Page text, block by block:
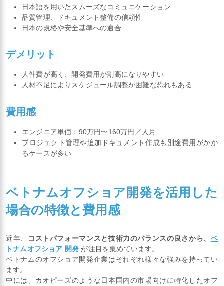
日本語を用いたスムーズなコミュニケーション
品質管理、ドキュメント整備の信頼性
日本の規格や安全基準への適合
デメリット
人件費が高く、開発費用が割高になりやすい
人材不足によりスケジュール調整が困難な恐れもある
費用感
エンジニア単価：90万円〜160万円／人月
プロジェクト管理や追加ドキュメント作成も別途費用がかか
るケースが多い
ベトナムオフショア開発を活用した
場合の特徴と費用感
近年、 コストパフォーマンスと技術力のバランスの良さから、 ベ
トナムオフショア 開発 が注目を集めています。
ベトナムのオフショア開発企業はそれぞれ様々な強みを持ってい
ます。
中には、カオピーズのような日本国内の市場向けに特化したオフ